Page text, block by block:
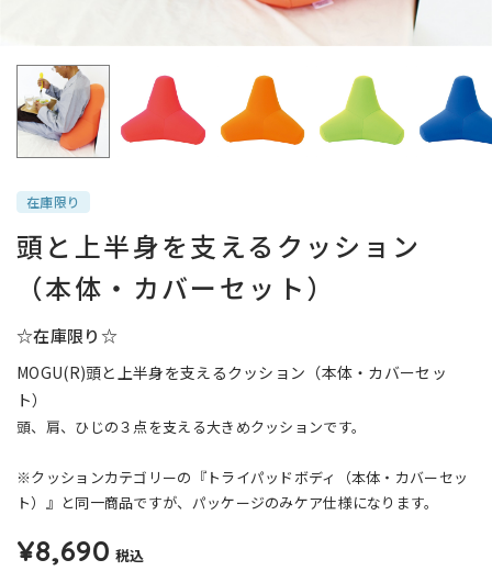
在庫限り
頭と上半身を支えるクッション
（本体・カバーセット）
☆在庫限り☆
MOGU(R)頭と上半身を支えるクッション（本体・カバーセッ
ト）
頭、肩、ひじの３点を支える大きめクッションです。
※クッションカテゴリーの『トライパッドボディ（本体・カバーセッ
ト）』と同一商品ですが、パッケージのみケア仕様になります。
¥8,690 税込